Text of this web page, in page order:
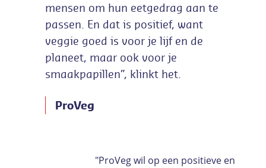
mensen om hun eetgedrag aan te
passen. En dat is positief, want
veggie goed is voor je lijf en de
planeet, maar ook voor je
smaakpapillen”, klinkt het.
ProVeg
"ProVeg wil op een positieve en